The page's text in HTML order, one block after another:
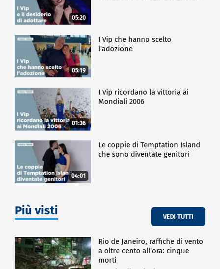
05:20
05:19
I Vip che hanno scelto
l'adozione
01:36
I Vip ricordano la vittoria ai
Mondiali 2006
04:01
Le coppie di Temptation Island
che sono diventate genitori
Più visti VEDI TUTTI
Rio de Janeiro, raffiche di vento
a oltre cento all'ora: cinque
morti